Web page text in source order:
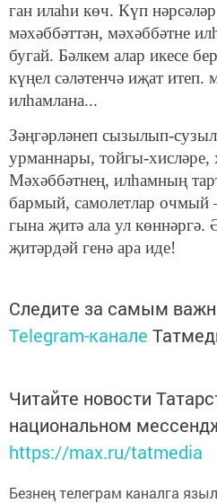
ган илаһи көч. Күп
мәхәббәттән, мәхәббәтне
бугай. Бәлкем алар икесе
күңел сәләтенчә иҗат итеп.
илһамлана...
Зәңгәрләнеп сызылып-
урманна­ры, тойгы-хисләре,
Мәхәббәтнең, ил­һамның
бармый, самолетлар очмый
гына җитә ала ул көннәргә.
җитәрдәй генә ара иде!
Следите за самым
Telegram-канале
Читайте новости
национальном
https://max.ru/tatmedia
Безнең телеграм каналга